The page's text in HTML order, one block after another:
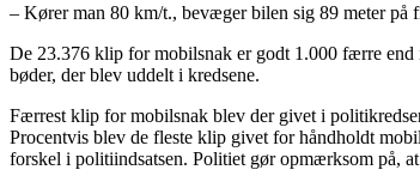
– Kører man 80 km/t., bevæger bilen sig 89 meter på
De 23.376 klip for mobilsnak er godt 1.000 færre end
bøder, der blev uddelt i kredsene.
Færrest klip for mobilsnak blev der givet i
Procentvis blev de fleste klip givet for håndholdt
forskel i politiindsatsen. Politiet gør opmærksom på,